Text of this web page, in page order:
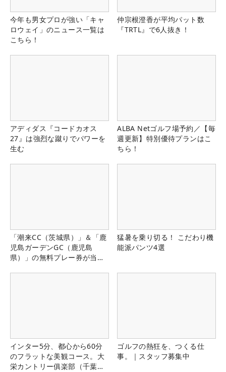
今年も男女プロが強い「キャ
ロウェイ」のニュース一覧は
こちら！
仲宗根澄香が平均パット数
『TRTL』で6人抜き！
アディダス『コードカオス
27』は強烈な蹴りでパワーを
生む
ALBA Netゴルフ場予約／【毎
週更新】特別優待プランはこ
ちら！
「潮来CC（茨城県）」＆「鹿
児島ガーデンGC（鹿児島
県）」の無料プレー券が当た
猛暑を乗り切る！ こだわり機
能派パンツ4選
インター5分、都心から60分
のフラットな美観コース。大
栄カントリー俱楽部（千葉
ゴルフの熱狂を、つくる仕
事。｜スタッフ募集中